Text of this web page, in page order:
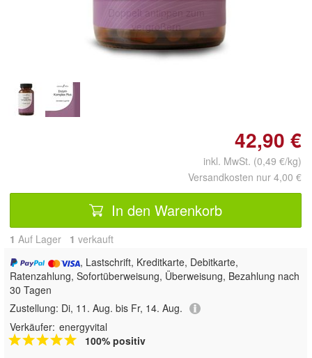
Doppelt antippen zum
vergrößern
42,90 €
inkl. MwSt. (0,49 €/kg)
Versandkosten nur 4,00 €
In den Warenkorb
1 Auf Lager 1 verkauft
, Lastschrift, Kreditkarte, Debitkarte,
Ratenzahlung, Sofortüberweisung, Überweisung, Bezahlung nach
30 Tagen
Zustellung: Di, 11. Aug. bis Fr, 14. Aug.
Verkäufer: energyvital
100% positiv